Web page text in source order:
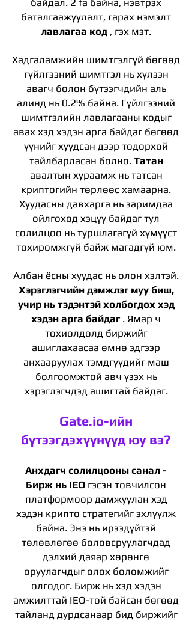
байдал. 2 fa байна, нэвтрэх
баталгаажуулалт, гарах нэмэлт
лавлагаа код , гэх мэт.
Хадгаламжийн шимтгэлгүй бөгөөд
гүйлгээний шимтгэл нь хүлээн
авагч болон бүтээгчдийн аль
алинд нь 0.2% байна. Гүйлгээний
шимтгэлийн лавлагааны кодыг
авах хэд хэдэн арга байдаг бөгөөд
үүнийг хуудсан дээр тодорхой
тайлбарласан болно. Татан
авалтын хураамж нь татсан
криптогийн төрлөөс хамаарна.
Хуудасны давхарга нь заримдаа
ойлгоход хэцүү байдаг тул
солилцоо нь туршлагагүй хүмүүст
тохиромжгүй байж магадгүй юм.
Албан ёсны хуудас нь олон хэлтэй.
Хэрэглэгчийн дэмжлэг муу биш,
учир нь тэдэнтэй холбогдох хэд
хэдэн арга байдаг. Ямар ч
тохиолдолд биржийг
ашиглахаасаа өмнө эдгээр
анхааруулах тэмдгүүдийг маш
болгоомжтой авч үзэх нь
хэрэглэгчдэд ашигтай байдаг.
Gate.io-ийн
бүтээгдэхүүнүүд юу вэ?
Анхдагч солилцооны санал -
Бирж нь IEO гэсэн товчилсон
платформоор дамжуулан хэд
хэдэн крипто стратегийг эхлүүлж
байна. Энэ нь ирээдүйтэй
төлөвлөгөө боловсруулагчдад
дэлхий даяар хөрөнгө
оруулагчдыг олох боломжийг
олгодог. Бирж нь хэд хэдэн
амжилттай IEO-той байсан бөгөөд
тайланд дурдсанаар бид биржийг